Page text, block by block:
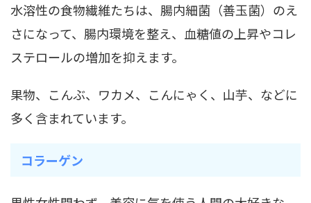
水溶性の食物繊維たちは、腸内細菌（善玉菌）のえ
さになって、腸内環境を整え、血糖値の上昇やコレ
ステロールの増加を抑えます。
果物、こんぶ、ワカメ、こんにゃく、山芋、などに
多く含まれています。
コラーゲン